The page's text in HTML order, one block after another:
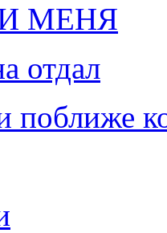
МЕНЯ
отдал
поближе